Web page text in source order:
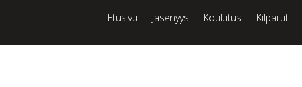
Etusivu Jäsenyys Koulutus Kilpailut